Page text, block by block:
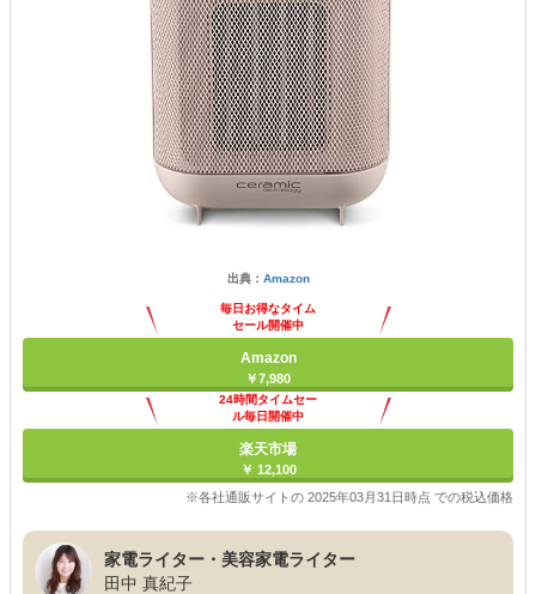
出典： Amazon
毎日お得なタイム
セール開催中
Amazon
￥7,980
24時間タイムセー
ル毎日開催中
楽天市場
￥ 12,100
※各社通販サイトの 2025年03月31日時点 での税込価格
家電ライター・美容家電ライター
田中 真紀子